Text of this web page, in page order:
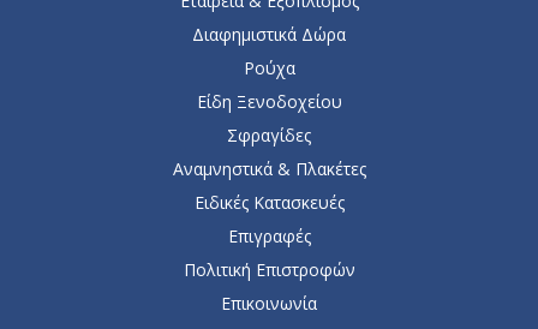
Διαφημιστικά Δώρα
Ρούχα
Είδη Ξενοδοχείου
Σφραγίδες
Αναμνηστικά & Πλακέτες
Ειδικές Κατασκευές
Επιγραφές
Πολιτική Επιστροφών
Επικοινωνία